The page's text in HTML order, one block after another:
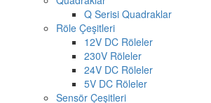
Q Serisi Quadraklar
Röle Çeşitleri
12V DC Röleler
230V Röleler
24V DC Röleler
5V DC Röleler
Sensör Çeşitleri